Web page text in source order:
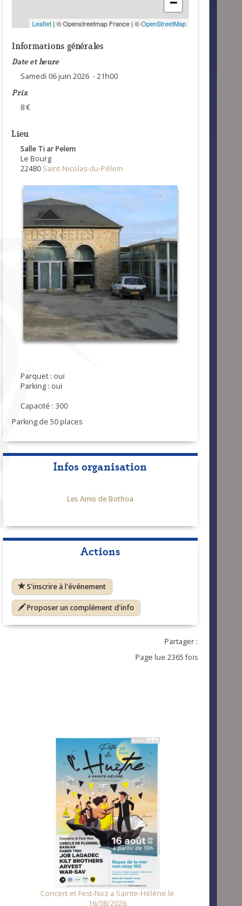
Leaflet| © Openstreetmap France | ©OpenStreetMap
Informations générales
Date et heure
Samedi 06 juin 2026 - 21h00
Prix
8 €
Lieu
Salle Ti ar Pelem
Le Bourg
22480 Saint-Nicolas-du-Pélem
Parquet : oui
Parking : oui
Capacité : 300
Parking de 50 places
Infos organisation
Les Amis de Bothoa
Actions
S'inscrire à l'événement
Proposer un complément d'info
Partager :
Page lue 2365 fois
Concert et Fest-Noz a Sainte-Hélène le
16/08/2026